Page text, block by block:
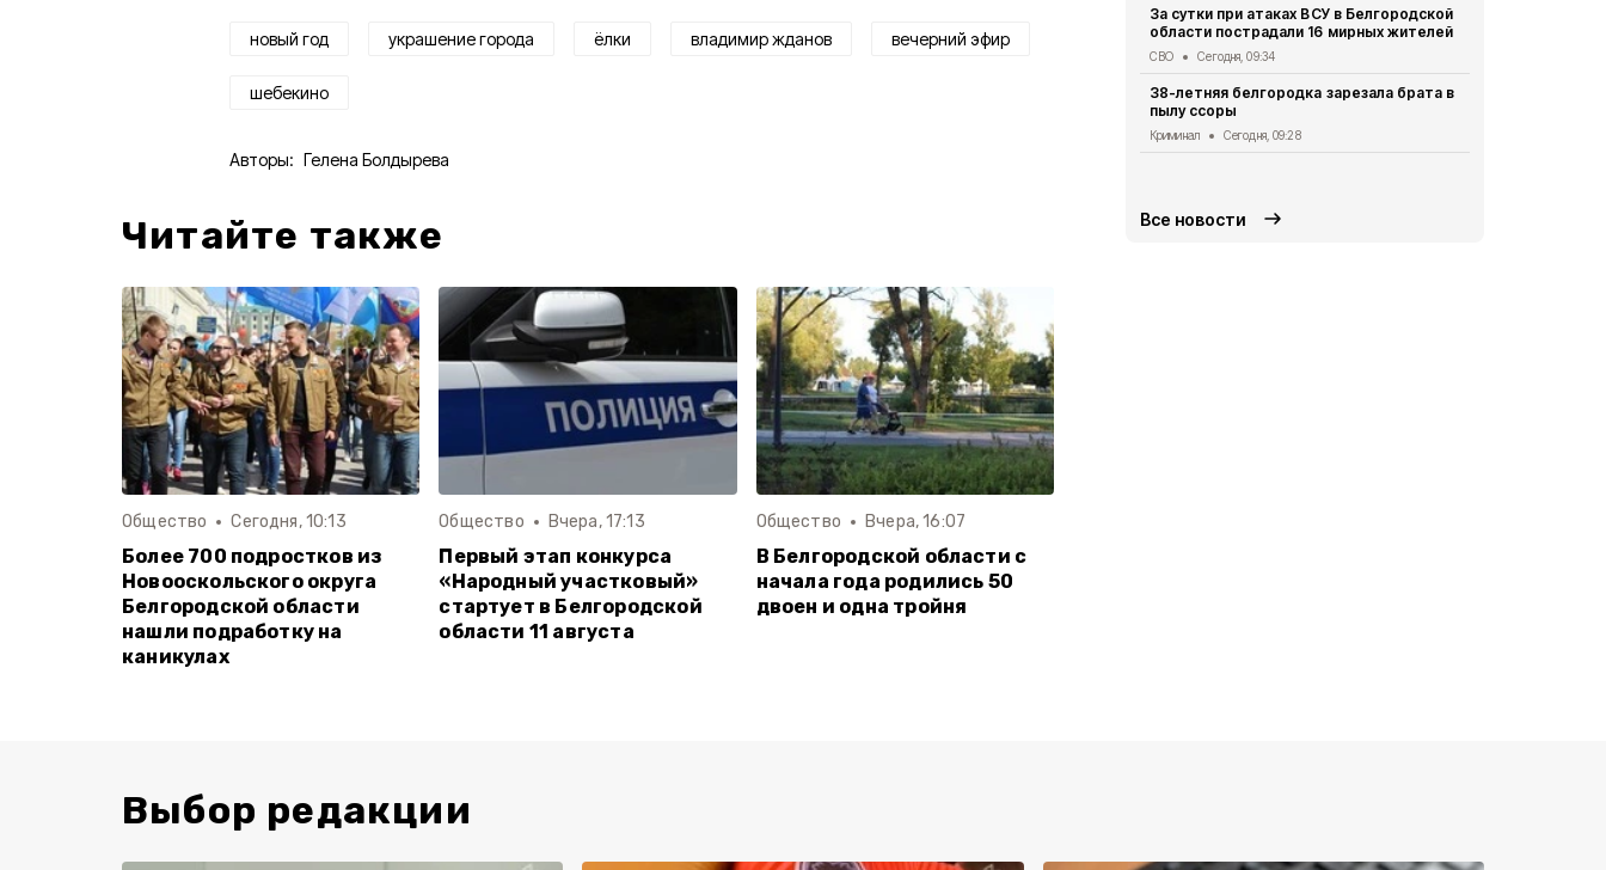
новый год украшение города ёлки владимир жданов вечерний эфир
шебекино
Авторы: Гелена Болдырева
Читайте также
Общество Сегодня, 10:13
Более 700 подростков из
Новооскольского округа
Белгородской области
нашли подработку на
каникулах
Общество Вчера, 17:13
Первый этап конкурса
«Народный участковый»
стартует в Белгородской
области 11 августа
Общество Вчера, 16:07
В Белгородской области с
начала года родились 50
двоен и одна тройня
За сутки при атаках ВСУ в Белгородской
области пострадали 16 мирных жителей
СВО Сегодня, 09:34
38-летняя белгородка зарезала брата в
пылу ссоры
Криминал Сегодня, 09:28
Все новости
Выбор редакции